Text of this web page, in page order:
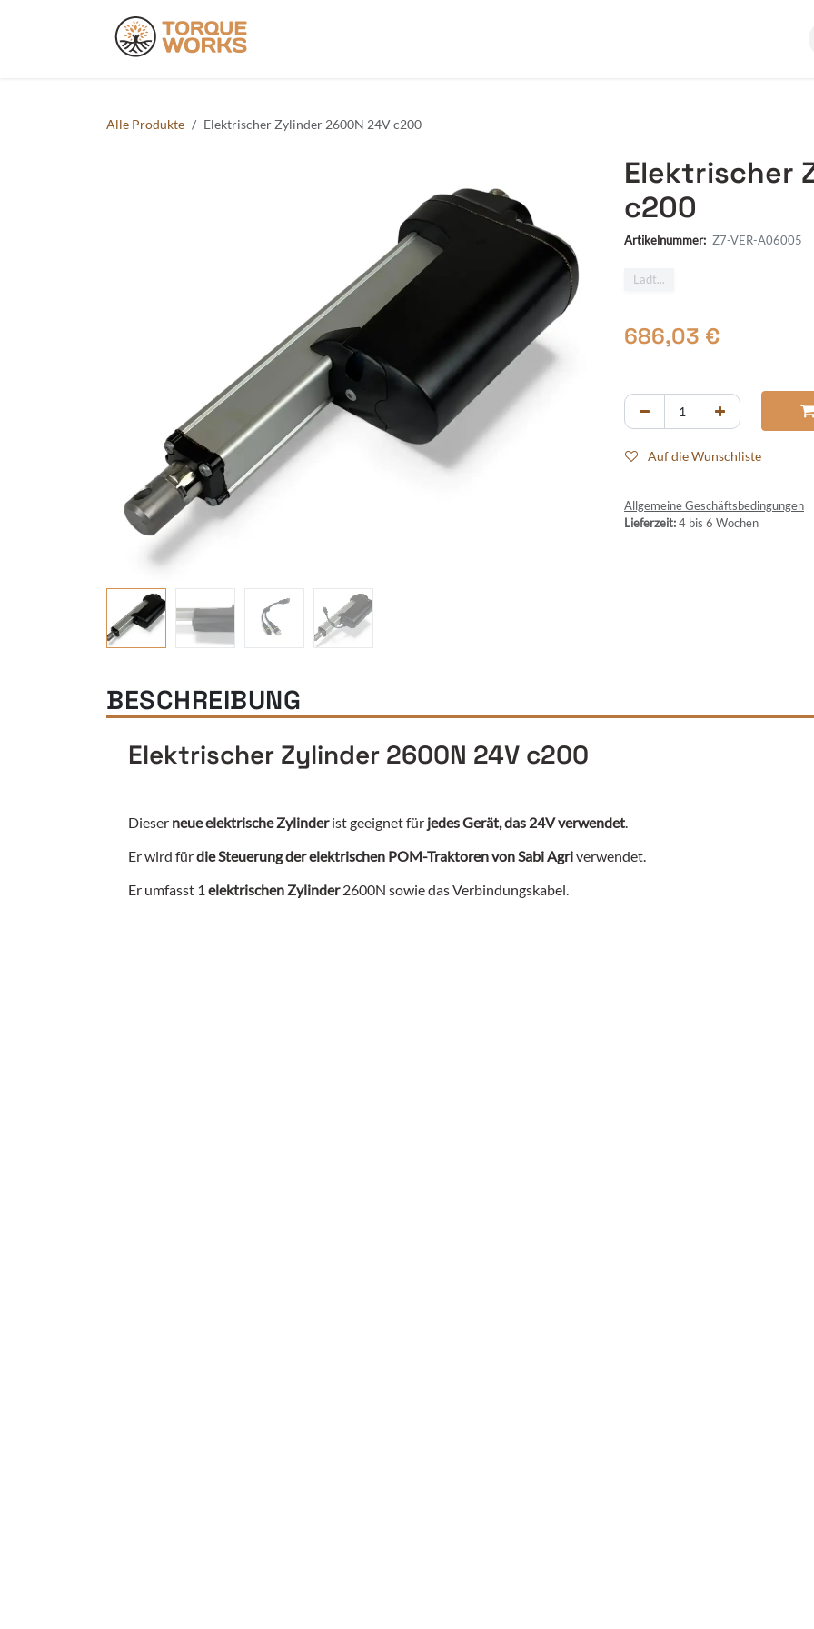
Alle Produkte Elektrischer Zylinder 2600N 24V c200
Elektrischer
c200
Artikelnummer: Z7-VER-A06005
Lädt...
686,03 €
Auf die Wunschliste
Allgemeine Geschäftsbedingungen
Lieferzeit:4 bis 6 Wochen
BESCHREIBUNG
Elektrischer Zylinder 2600N 24V c200
Dieser neue elektrische Zylinderist geeignet für jedes Gerät, das 24V verwendet
Er wird fürdie Steuerung der elektrischen POM-Traktoren von Sabi Agriverwendet.
Er umfasst 1 elektrischen Zylinder2600N sowie das Verbindungskabel.